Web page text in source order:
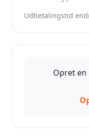
Udbetalingstid
Opret